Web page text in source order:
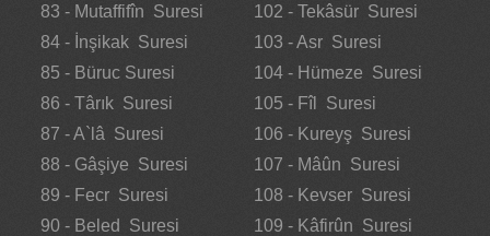
83 - Mutaffifîn Suresi
84 - İnşikak Suresi
85 - Büruc Suresi
86 - Târık Suresi
87 - A`lâ Suresi
88 - Gâşiye Suresi
89 - Fecr Suresi
90 - Beled Suresi
102 - Tekâsür Suresi
103 - Asr Suresi
104 - Hümeze Suresi
105 - Fîl Suresi
106 - Kureyş Suresi
107 - Mâûn Suresi
108 - Kevser Suresi
109 - Kâfirûn Suresi